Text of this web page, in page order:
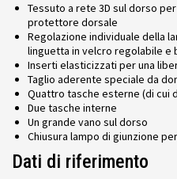
Tessuto a rete 3D sul dorso
protettore dorsale
Regolazione individuale della
linguetta in velcro regolabile e
Inserti elasticizzati per una
Taglio aderente speciale da
Quattro tasche esterne (di cui
Due tasche interne
Un grande vano sul dorso
Chiusura lampo di giunzione
Dati di riferimento